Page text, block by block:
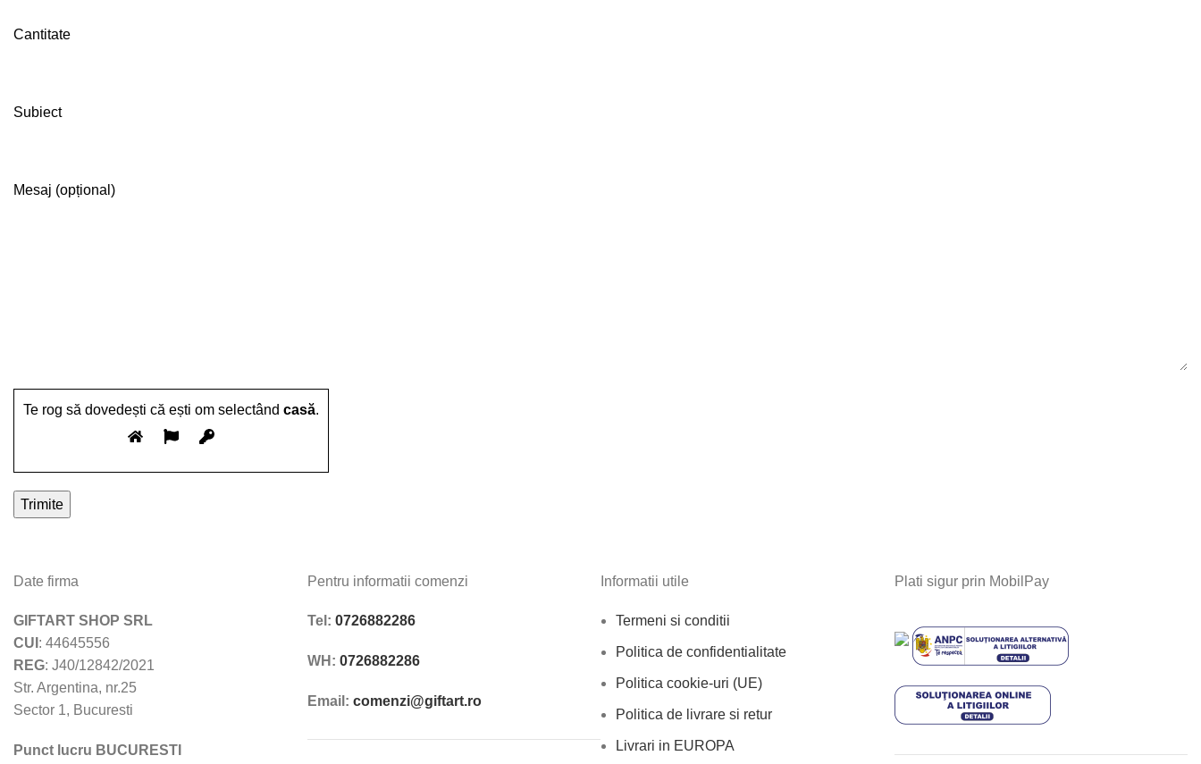
Cantitate
Subiect
Mesaj (opțional)
Te rog să dovedești că ești om selectând casă.
Date firma
GIFTART SHOP SRL
CUI : 44645556
REG: J40/12842/2021
Str. Argentina, nr.25
Sector 1, Bucuresti
Punct lucru BUCURESTI
Pentru informatii comenzi
Tel: 0726882286
WH: 0726882286
Email: comenzi@giftart.ro
Informatii utile
Termeni si conditii
Politica de confidentialitate
Politica cookie-uri (UE)
Politica de livrare si retur
Livrari in EUROPA
Plati sigur prin MobilPay